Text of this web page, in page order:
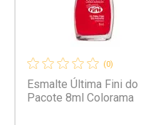
(0)
Esmalte Última Fini do
Pacote 8ml Colorama